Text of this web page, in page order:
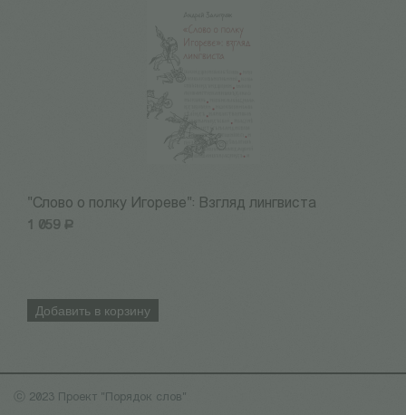
"Слово о полку Игореве": Взгляд лингвиста
1 059 Р
Добавить в корзину
ⓒ 2023 Проект "Порядок слов"